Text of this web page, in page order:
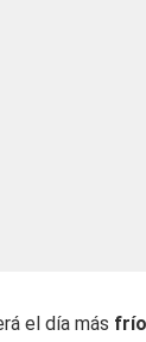
el día más frío